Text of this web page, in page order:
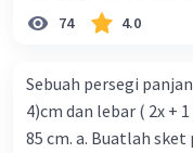
74 4.0
Sebuah persegi
4)cm dan lebar ( 2x +
85 cm. a. Buatlah